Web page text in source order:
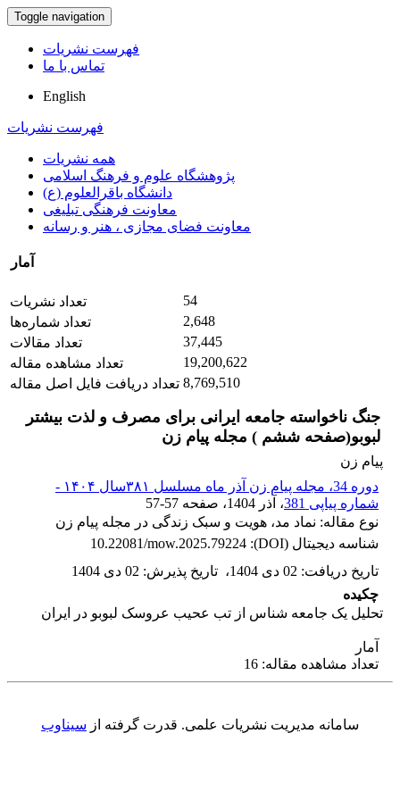
Toggle navigation
فهرست نشریات
تماس با ما
English
فهرست نشریات
همه نشریات
پژوهشگاه علوم و فرهنگ اسلامی
دانشگاه باقرالعلوم (ع)
معاونت فرهنگی تبلیغی
معاونت فضای مجازی ، هنر و رسانه
آمار
تعداد نشریات
54
تعداد شماره‌ها
2,648
تعداد مقالات
37,445
تعداد مشاهده مقاله
19,200,622
تعداد دریافت فایل اصل مقاله 8,769,510
جنگ ناخواسته جامعه ایرانی برای مصرف و لذت بیشتر
لبوبو(صفحه ششم ) مجله پیام زن
پیام زن
دوره 34، مجله پیام زن آذر ماه مسلسل ۳۸۱سال ۱۴۰۴ -
شماره پیاپی 381
، آذر 1404 ، صفحه 57-57
نوع مقاله: نماد مد، هویت و سبک زندگی در مجله پیام زن
شناسه دیجیتال (DOI):
10.22081/mow.2025.79224
تاریخ دریافت: 02 دی 1404 ، تاریخ پذیرش: 02 دی 1404
چکیده
تحلیل یک جامعه شناس از تب عحیب عروسک لبوبو در ایران
آمار
تعداد مشاهده مقاله: 16
سامانه مدیریت نشریات علمی. قدرت گرفته از سیناوب